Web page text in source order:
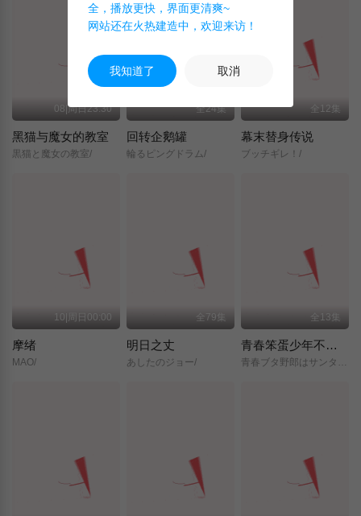
08|周日23:30
黑猫与魔女的教室
黒猫と魔女の教室/
全24集
回转企鹅罐
輪るピングドラム/
全12集
幕末替身传说
ブッチギレ！/
10|周日00:00
摩绪
MAO/
全79集
明日之丈
あしたのジョー/
全13集
青春笨蛋少年不做圣诞服女郎的梦
青春ブタ野郎はサンタクロースの夢を見ない/
全，播放更快，界面更清爽~
网站还在火热建造中，欢迎来访！
我知道了 取消